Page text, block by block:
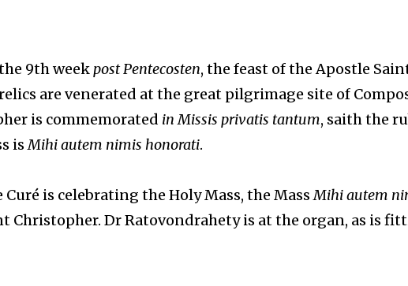
9th weekpost Pentecosten, the feast of the Apostle
are venerated at the great pilgrimage site of
is commemorated in Missis privatis tantum, saith the
isMihi autem nimis honorati.
Curé is celebrating the Holy Mass, the MassMihi autem
Christopher. Dr Ratovondrahety is at the organ, as is